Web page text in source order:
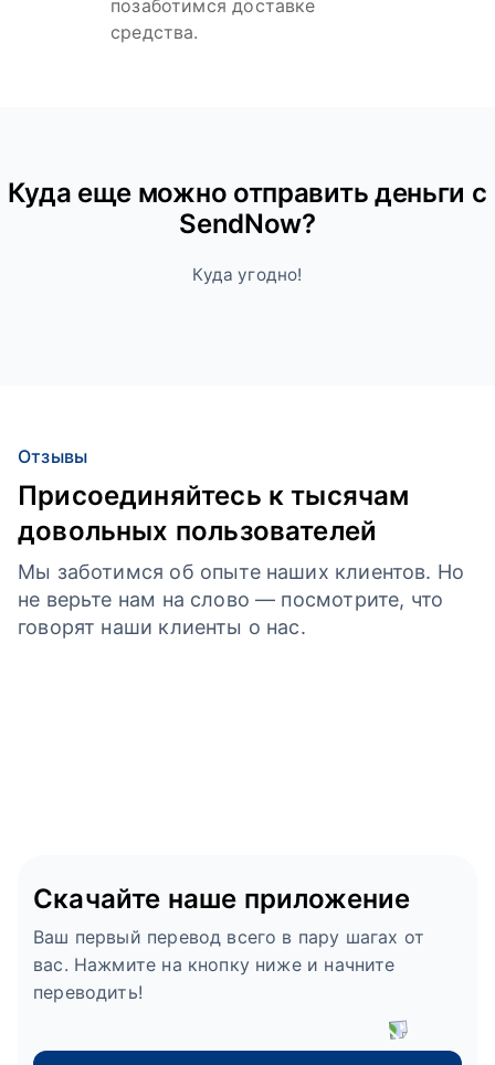
позаботимся доставке
средства.
Куда ещe можно отправить деньги с
SendNow?
Куда угодно!
Отзывы
Присоединяйтесь к тысячам
довольных пользователей
Мы заботимся об опыте наших клиентов. Но
не верьте нам на слово — посмотрите, что
говорят наши клиенты о нас.
Скачайте наше приложение
Ваш первый перевод всего в пару шагах от
вас. Нажмите на кнопку ниже и начните
переводить!